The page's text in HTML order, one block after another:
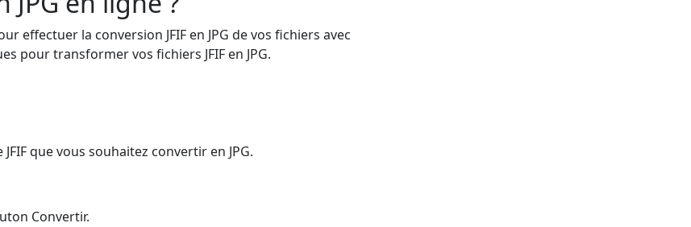
effectuer la conversion JFIF en JPG de vos fichiers avec
pour transformer vos fichiers JFIF en JPG.
que vous souhaitez convertir en JPG.
Convertir.